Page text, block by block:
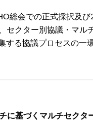
総会での正式採択及
クター別協議・マ
る協議プロセスの一
基づくマルチセクタ